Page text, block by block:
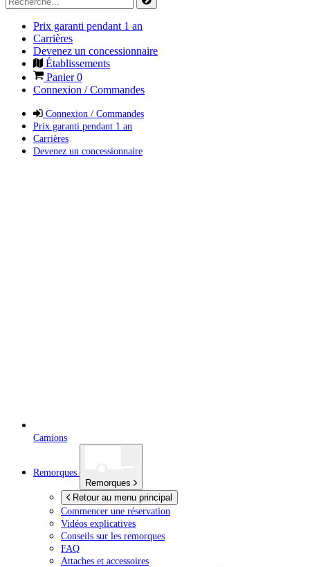
Prix garanti pendant 1 an
Carrières
Devenez un concessionnaire
Établissements
Panier0
Connexion / Commandes
Connexion / Commandes
Prix garanti pendant 1 an
Carrières
Devenez un concessionnaire
Camions
Remorques
Remorques
Retour au menu principal
Commencer une réservation
Vidéos explicatives
Conseils sur les remorques
FAQ
Attaches et accessoires